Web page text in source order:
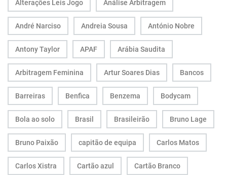
Alterações Leis Jogo Análise Arbitragem
André Narciso Andreia Sousa António Nobre
Antony Taylor APAF Arábia Saudita
Arbitragem Feminina Artur Soares Dias Bancos
Barreiras Benfica Benzema Bodycam
Bola ao solo Brasil Brasileirão Bruno Lage
Bruno Paixão capitão de equipa Carlos Matos
Carlos Xistra Cartão azul Cartão Branco